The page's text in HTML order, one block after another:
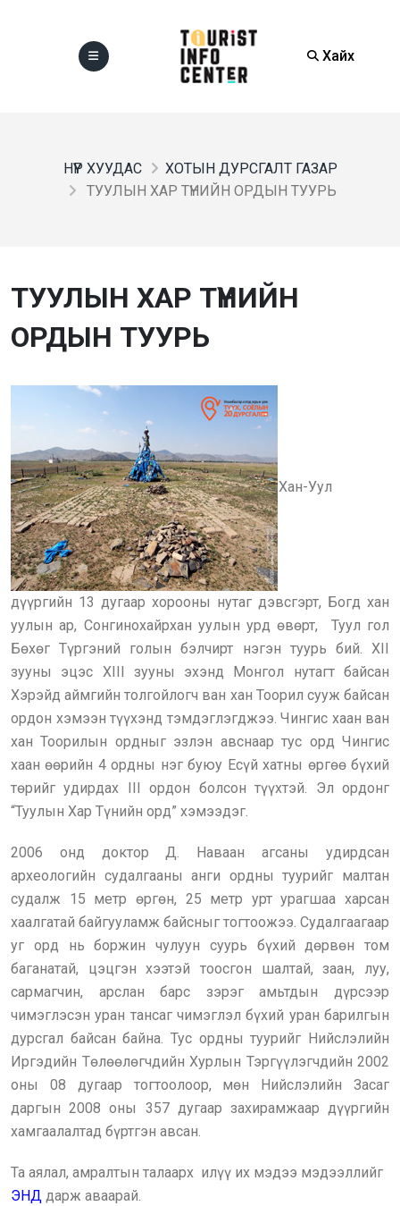
Хайх
НҮҮР ХУУДАС
ХОТЫН ДУРСГАЛТ ГАЗАР
ТУУЛЫН ХАР ТҮНИЙН ОРДЫН ТУУРЬ
ТУУЛЫН ХАР ТҮНИЙН
ОРДЫН ТУУРЬ
Хан-Уул
дүүргийн 13 дугаар хорооны нутаг дэвсгэрт, Богд хан
уулын ар, Сонгинохайрхан уулын урд өвөрт, Туул гол
Бөхөг Түргэний голын бэлчирт нэгэн туурь бий. XII
зууны эцэс XIII зууны эхэнд Монгол нутагт байсан
Хэрэйд аймгийн толгойлогч ван хан Тоорил сууж байсан
ордон хэмээн түүхэнд тэмдэглэгджээ. Чингис хаан ван
хан Тоорилын ордныг эзлэн авснаар тус орд Чингис
хаан өөрийн 4 ордны нэг буюу Есүй хатны өргөө бүхий
төрийг удирдах III ордон болсон түүхтэй. Эл ордонг
“Туулын Хар Түнийн орд” хэмээдэг.
2006 онд доктор Д. Наваан агсаны удирдсан
археологийн судалгааны анги ордны туурийг малтан
судалж 15 метр өргөн, 25 метр урт урагшаа харсан
хаалгатай байгууламж байсныг тогтоожээ. Судалгаагаар
уг орд нь боржин чулуун суурь бүхий дөрвөн том
баганатай, цэцгэн хээтэй тоосгон шалтай, заан, луу,
сармагчин, арслан барс зэрэг амьтдын дүрсээр
чимэглэсэн уран тансаг чимэглэл бүхий уран барилгын
дурсгал байсан байна. Тус ордны туурийг Нийслэлийн
Иргэдийн Төлөөлөгчдийн Хурлын Тэргүүлэгчдийн 2002
оны 08 дугаар тогтоолоор, мөн Нийслэлийн Засаг
даргын 2008 оны 357 дугаар захирамжаар дүүргийн
хамгаалалтад бүртгэн авсан.
Та аялал, амралтын талаарх илүү их мэдээ мэдээллийг
ЭНД дарж аваарай.